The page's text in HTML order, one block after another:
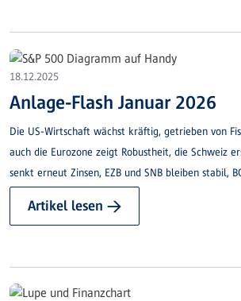
18.12.2025
Anlage-Flash Januar 2026
Die US-Wirtschaft wächst kräftig, getrieben von
auch die Eurozone zeigt Robustheit, die Schweiz
senkt erneut Zinsen, EZB und SNB bleiben stabil,
Artikel lesen →